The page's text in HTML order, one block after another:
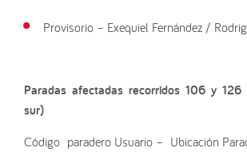
Provisorio – Exequiel Fernández /
Paradas afectadas recorridos 106 y
sur)
Código paradero Usuario – Ubicación